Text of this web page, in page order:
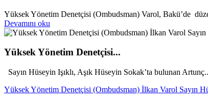
Yüksek Yönetim Denetçisi (Ombudsman) Varol, Bakü’de
Devamını oku
Yüksek Yönetim Denetçisi...
Sayın Hüseyin Işıklı, Aşık Hüseyin Sokak’ta bulunan
Yüksek Yönetim Denetçisi (Ombudsman) İlkan Varol Sayın